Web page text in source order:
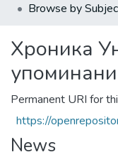
Browse by
Хроника
Permanent URI for
https://
News